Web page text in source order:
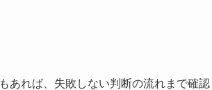
あれば、失敗しない判断の流れまで確認